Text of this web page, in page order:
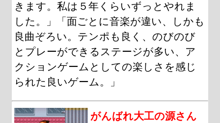
きます。私は５年くらいずっとやれま
した。」「面ごとに音楽が違い、しかも
良曲ぞろい。テンポも良く、のびのび
とプレーができるステージが多い、ア
クションゲームとしての楽しさを感じ
られた良いゲーム。」
がんばれ大工の源さん